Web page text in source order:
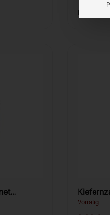
Mehr
Vorrätig